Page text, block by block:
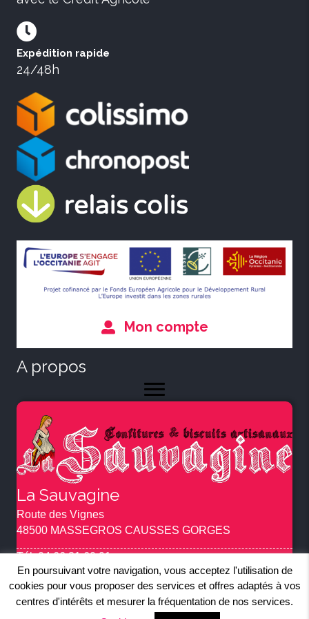
Expédition rapide
24/48h
Mon compte
A propos
La Sauvagine
Route des Vignes
48500 MASSEGROS CAUSSES GORGES
Tél.04 66 31 60 91
contact@confitures-la-sauvagine.com
© 2019 La Sauvagine. Tous droits réservés.Mentions Légales
En poursuivant votre navigation, vous acceptez l'utilisation de
cookies pour vous proposer des services et offres adaptés à vos
centres d'intérêts et mesurer la fréquentation de nos services.